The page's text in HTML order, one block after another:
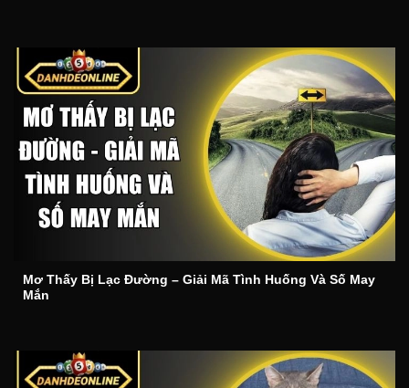
Mơ Thấy Bị Lạc Đường – Giải Mã Tình Huống Và Số May
Mắn